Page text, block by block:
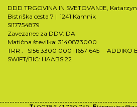
DDD TRGOVINA IN SVETOVANJE,
Bistriška cesta 7 | 1241 Kamnik
SI17754879
Zavezanec za DDV: DA
Matična številka: 3140873000
TRR : SI56 3300 0001 1657 645 ADDIKO
SWIFT/BIC: HAABSI22